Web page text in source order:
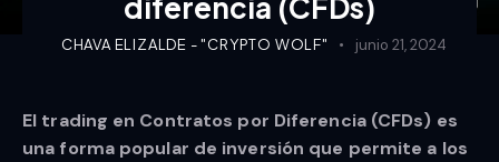
CHAVA ELIZALDE - "CRYPTO WOLF" junio 21, 2024
El trading en Contratos por Diferencia (CFDs) es
una forma popular de inversión que permite a los